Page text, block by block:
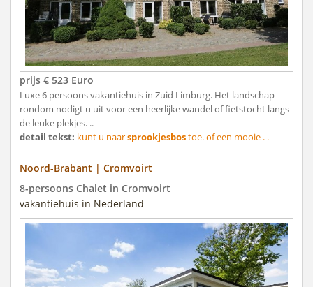
prijs € 523 Euro
Luxe 6 persoons vakantiehuis in Zuid Limburg. Het landschap
rondom nodigt u uit voor een heerlijke wandel of fietstocht langs
de leuke plekjes. ..
detail tekst: kunt u naarsprookjesbostoe. of een mooie . .
Noord-Brabant | Cromvoirt
8-persoons Chalet in Cromvoirt
vakantiehuis in Nederland